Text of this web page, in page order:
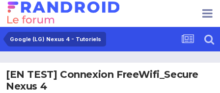
Google (LG) Nexus 4 - Tutoriels
[EN TEST] Connexion FreeWifi_Secure
Nexus 4